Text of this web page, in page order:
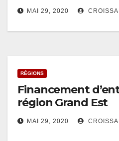
MAI 29, 2020
RÉGIONS
Financement
région Grand Est
MAI 29, 2020